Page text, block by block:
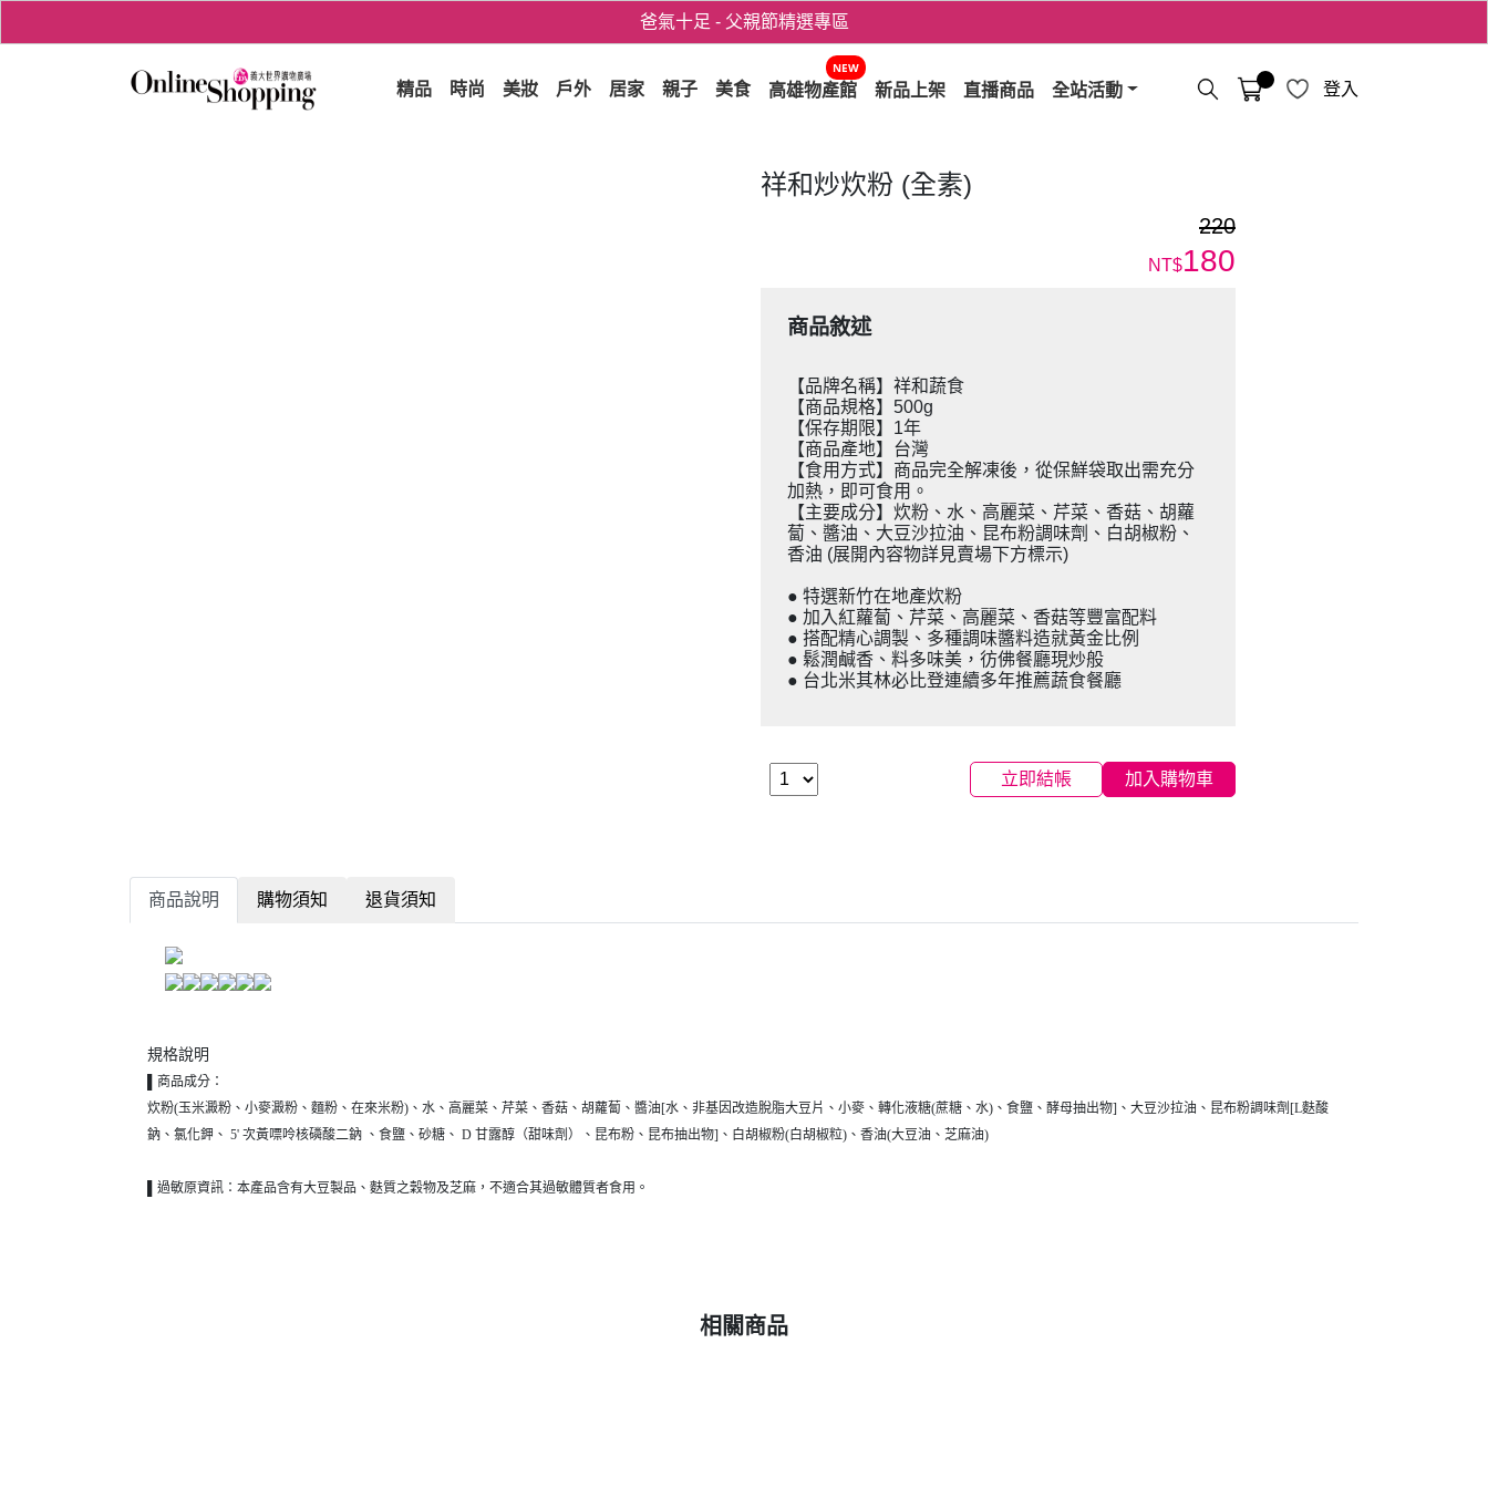
爸氣十足 - 父親節精選專區
用心愛你！七夕星選禮遇！
精品 時尚 美妝 戶外 居家 親子 美食 高雄物產館
NEW
新品上架 直播商品 全站活動 登入
祥和炒炊粉 (全素)
220
NT$180
商品敘述
【品牌名稱】祥和蔬食
【商品規格】500g
【保存期限】1年
【商品產地】台灣
【食用方式】商品完全解凍後，從保鮮袋取出需充分
加熱，即可食用。
【主要成分】炊粉、水、高麗菜、芹菜、香菇、胡蘿
蔔、醬油、大豆沙拉油、昆布粉調味劑、白胡椒粉、
香油 (展開內容物詳見賣場下方標示)
● 特選新竹在地產炊粉
● 加入紅蘿蔔、芹菜、高麗菜、香菇等豐富配料
● 搭配精心調製、多種調味醬料造就黃金比例
● 鬆潤鹹香、料多味美，彷佛餐廳現炒般
● 台北米其林必比登連續多年推薦蔬食餐廳
商品說明 購物須知 退貨須知
規格說明
商品成分：
炊粉(玉米澱粉、小麥澱粉、麵粉、在來米粉)、水、高麗菜、芹菜、香菇、胡蘿蔔、醬油[水、非基因改造脫脂大豆片、小麥、轉化液糖(蔗糖、水)、食鹽、酵母抽出物]、大豆沙拉油、昆布粉調味劑[L麩酸
鈉、氯化鉀、 5' 次黃嘌呤核磷酸二鈉 、食鹽、砂糖、 D 甘露醇（甜味劑）、昆布粉、昆布抽出物]、白胡椒粉(白胡椒粒)、香油(大豆油、芝麻油)
過敏原資訊： 本產品含有大豆製品、麩質之穀物及芝麻，不適合其過敏體質者食用。
相關商品